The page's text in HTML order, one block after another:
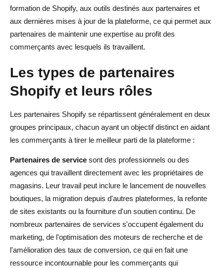
formation de Shopify, aux outils destinés aux partenaires et
aux dernières mises à jour de la plateforme, ce qui permet aux
partenaires de maintenir une expertise au profit des
commerçants avec lesquels ils travaillent.
Les types de partenaires
Shopify et leurs rôles
Les partenaires Shopify se répartissent généralement en deux
groupes principaux, chacun ayant un objectif distinct en aidant
les commerçants à tirer le meilleur parti de la plateforme :
Partenaires de service sont des professionnels ou des
agences qui travaillent directement avec les propriétaires de
magasins. Leur travail peut inclure le lancement de nouvelles
boutiques, la migration depuis d'autres plateformes, la refonte
de sites existants ou la fourniture d'un soutien continu. De
nombreux partenaires de services s'occupent également du
marketing, de l'optimisation des moteurs de recherche et de
l'amélioration des taux de conversion, ce qui en fait une
ressource incontournable pour les commerçants qui